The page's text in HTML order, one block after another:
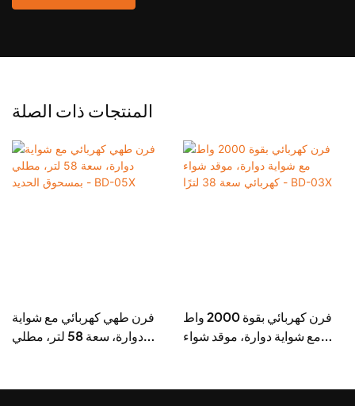
المنتجات ذات الصلة
فرن طهي كهربائي مع شواية
دوارة، سعة 58 لتر، مطلي
فرن كهربائي بقوة 2000 واط
مع شواية دوارة، موقد شواء